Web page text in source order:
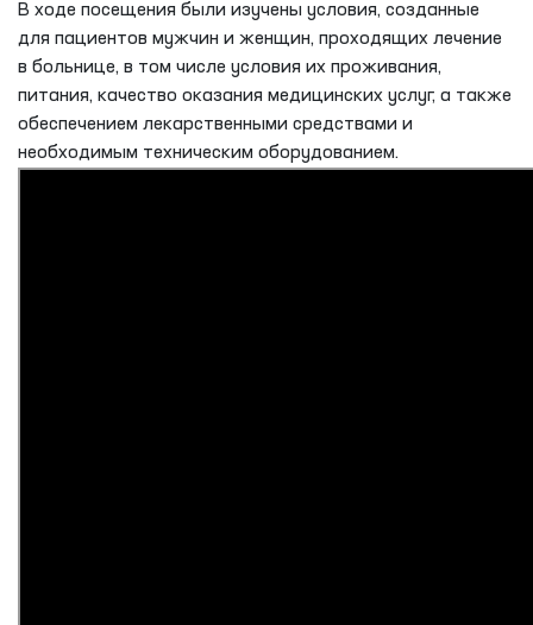
В ходе посещения были изучены условия, созданные
для пациентов мужчин и женщин, проходящих лечение
в больнице, в том числе условия их проживания,
питания, качество оказания медицинских услуг, а также
обеспечением лекарственными средствами и
необходимым техническим оборудованием.